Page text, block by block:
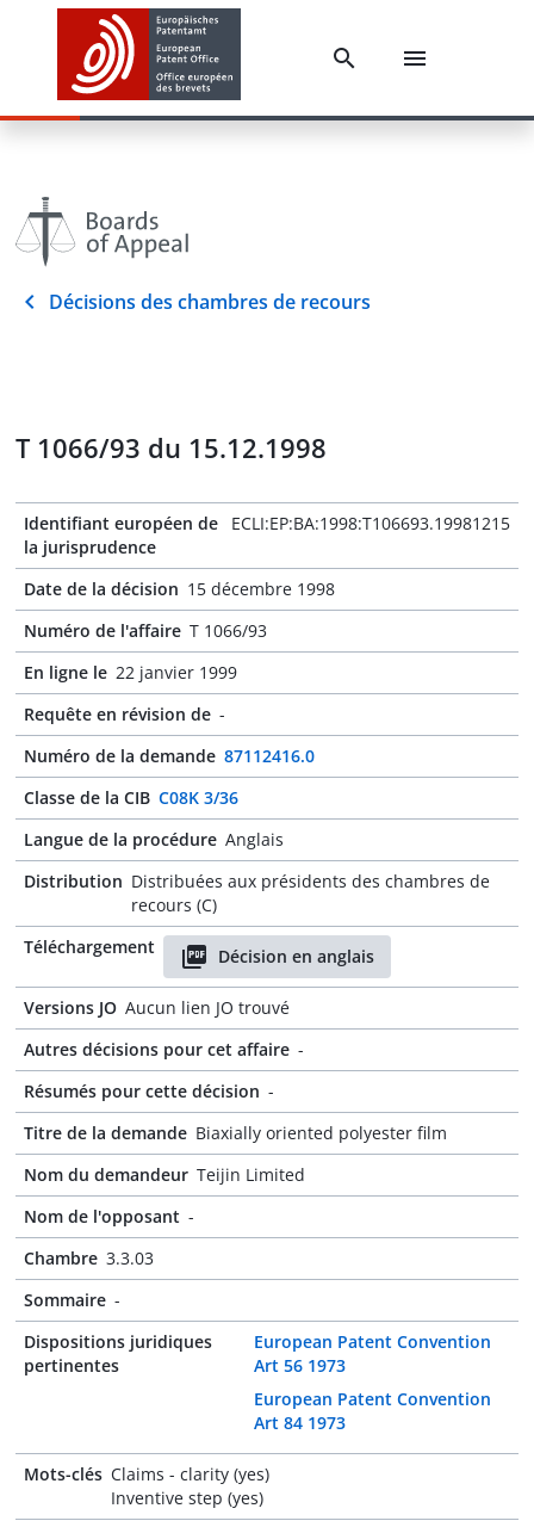
Décisions des chambres de recours
T 1066/93 du 15.12.1998
Identifiant européen de
la jurisprudence
ECLI:EP:BA:1998:T106693.19981215
Date de la décision 15 décembre 1998
Numéro de l'affaire T 1066/93
En ligne le 22 janvier 1999
Requête en révision de -
Numéro de la demande 87112416.0
Classe de la CIB C08K 3/36
Langue de la procédure Anglais
Distribution Distribuées aux présidents des chambres de
recours (C)
Téléchargement
Décision en anglais
Versions JO Aucun lien JO trouvé
Autres décisions pour cet affaire -
Résumés pour cette décision -
Titre de la demande Biaxially oriented polyester film
Nom du demandeur Teijin Limited
Nom de l'opposant -
Chambre 3.3.03
Sommaire -
Dispositions juridiques
pertinentes
European Patent Convention
Art 56 1973
European Patent Convention
Art 84 1973
Mots-clés Claims - clarity (yes)
Inventive step (yes)